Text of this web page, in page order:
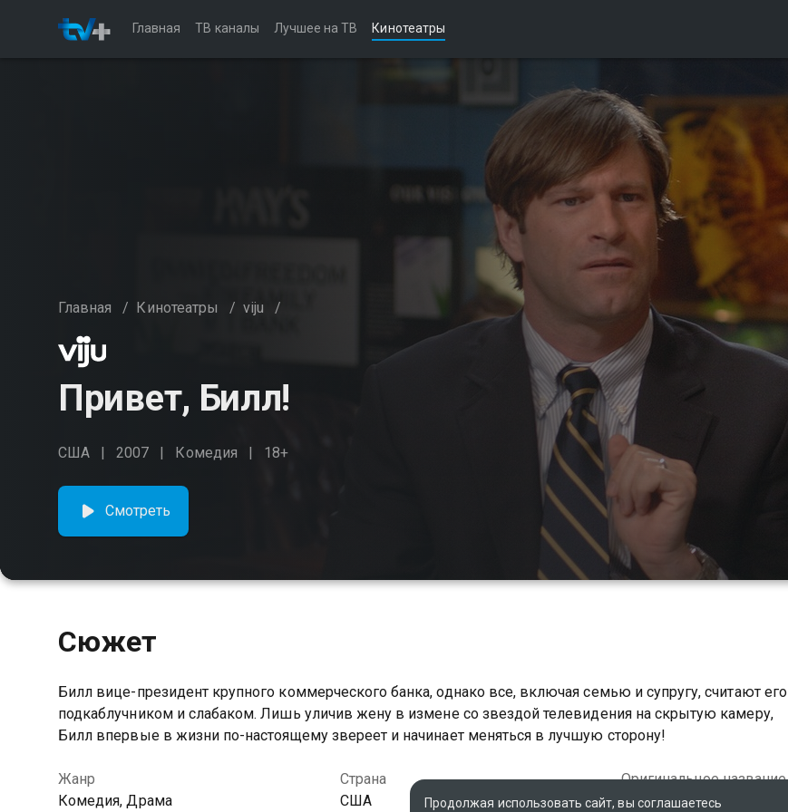
Главная ТВ каналы Лучшее на ТВ Кинотеатры
Главная / Кинотеатры / viju /
Привет, Билл!
США 2007 Комедия 18+
Смотреть
Сюжет
Билл вице-президент крупного коммерческого банка, однако все, включая семью и супругу, считают его
подкаблучником и слабаком. Лишь уличив жену в измене со звездой телевидения на скрытую камеру,
Билл впервые в жизни по-настоящему звереет и начинает меняться в лучшую сторону!
Жанр
Комедия, Драма
Страна
США
Оригинальное название
Meet Bill
Продолжая использовать сайт, вы соглашаетесь